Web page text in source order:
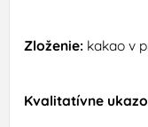
Zloženie: kakao v
Kvalitatívne